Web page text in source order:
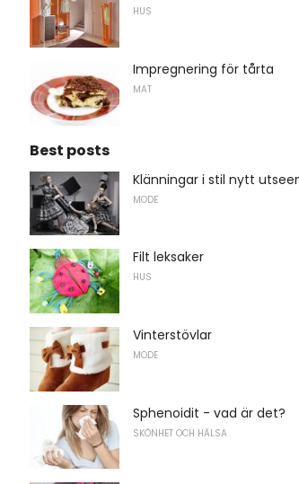
HUS
Impregnering för tårta
MAT
Best posts
Klänningar i stil nytt
MODE
Filt leksaker
HUS
Vinterstövlar
MODE
Sphenoidit - vad är det?
SKÖNHET OCH HÄLSA